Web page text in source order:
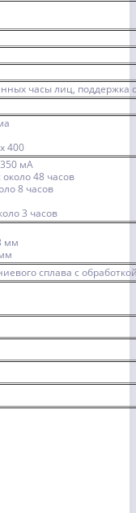
часы лиц, поддержка
400
мА
48 часов
8 часов
3 часов
мм
сплава с